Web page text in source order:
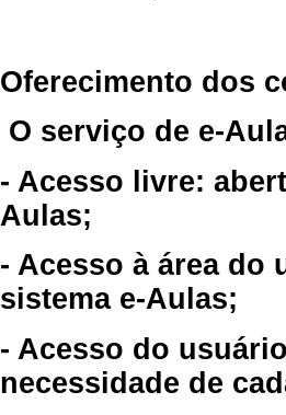
Oferecimento dos
O serviço de e-
- Acesso livre:
Aulas;
- Acesso à área do
sistema e-Aulas;
- Acesso do
necessidade de